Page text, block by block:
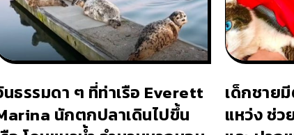
นธรรมดา ๆ ที่ท่าเรือ Everett
นักตกปลาเดินไปขึ้น
เด็กชาย
แหว่ง ช่ว